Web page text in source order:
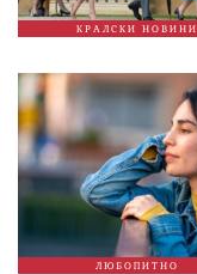
КРАЛСКИ НОВИНИ
ЛЮБОПИТНО